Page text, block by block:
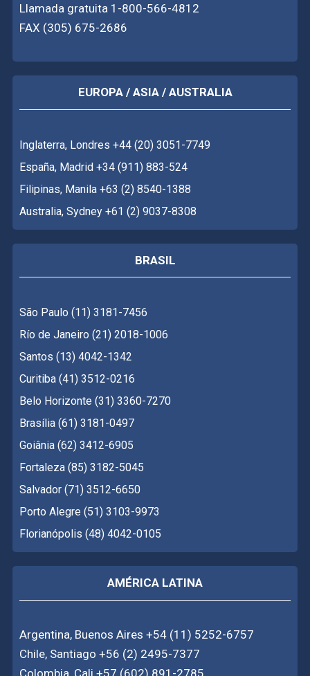
Llamada gratuita 1-800-566-4812
FAX (305) 675-2686
EUROPA / ASIA / AUSTRALIA
Inglaterra, Londres +44 (20) 3051-7749
España, Madrid +34 (911) 883-524
Filipinas, Manila +63 (2) 8540-1388
Australia, Sydney +61 (2) 9037-8308
BRASIL
São Paulo (11) 3181-7456
Río de Janeiro (21) 2018-1006
Santos (13) 4042-1342
Curitiba (41) 3512-0216
Belo Horizonte (31) 3360-7270
Brasília (61) 3181-0497
Goiânia (62) 3412-6905
Fortaleza (85) 3182-5045
Salvador (71) 3512-6650
Porto Alegre (51) 3103-9973
Florianópolis (48) 4042-0105
AMÉRICA LATINA
Argentina, Buenos Aires +54 (11) 5252-6757
Chile, Santiago +56 (2) 2495-7377
Colombia, Cali +57 (602) 891-2785